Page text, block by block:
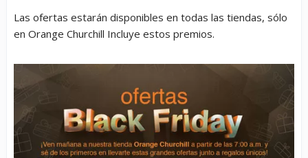
Las ofertas estarán disponibles en todas las tiendas, sólo
en Orange Churchill Incluye estos premios.